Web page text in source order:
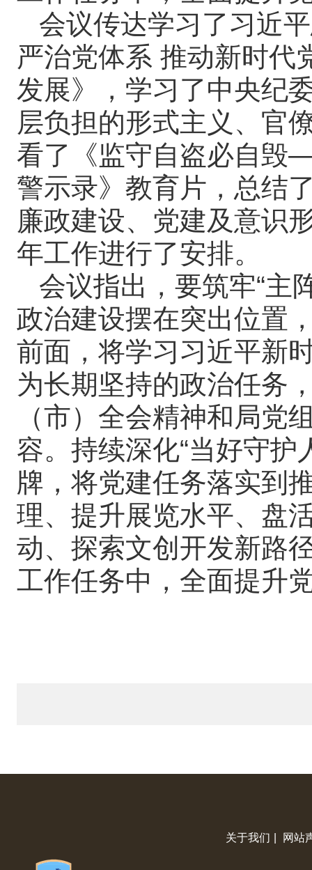
会议传达学习了习近
严治党体系 推动新时代
发展》，学习了中央纪
层负担的形式主义、官
看了《监守自盗必自毁
警示录》教育片，总结
廉政建设、党建及意识
年工作进行了安排。
会议指出，要筑牢“主
政治建设摆在突出位置
前面，将学习习近平新
为长期坚持的政治任务
（市）全会精神和局党
容。持续深化“当好守护
牌，将党建任务落实到
理、提升展览水平、盘
动、探索文创开发新路
工作任务中，全面提升
关于我们 网站